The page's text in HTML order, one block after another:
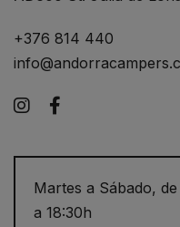
+376 814 440
Instagram
Martes a Sábado,
a 18:30h